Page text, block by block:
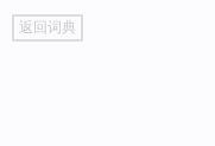
go
top
返回词典